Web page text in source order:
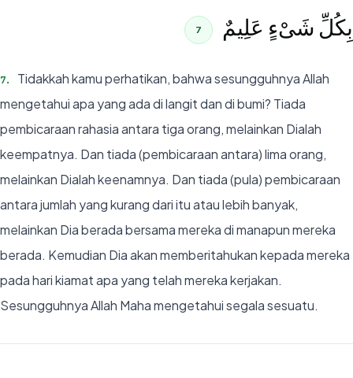
بِكُلِّ شَىْءٍ عَلِيمٌ
7
7.
Tidakkah kamu perhatikan, bahwa sesungguhnya Allah
mengetahui apa yang ada di langit dan di bumi? Tiada
pembicaraan rahasia antara tiga orang, melainkan Dialah
keempatnya. Dan tiada (pembicaraan antara) lima orang,
melainkan Dialah keenamnya. Dan tiada (pula) pembicaraan
antara jumlah yang kurang dari itu atau lebih banyak,
melainkan Dia berada bersama mereka di manapun mereka
berada. Kemudian Dia akan memberitahukan kepada mereka
pada hari kiamat apa yang telah mereka kerjakan.
Sesungguhnya Allah Maha mengetahui segala sesuatu.